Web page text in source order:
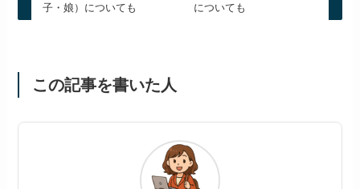
子・娘）についても
についても
この記事を書いた人